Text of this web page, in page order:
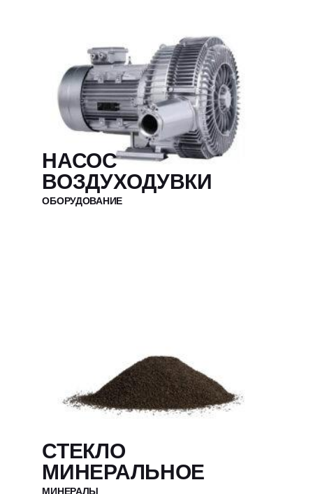
НАСОС
ВОЗДУХОДУВКИ
ОБОРУДОВАНИЕ
СТЕКЛО
МИНЕРАЛЬНОЕ
МИНЕРАЛЫ